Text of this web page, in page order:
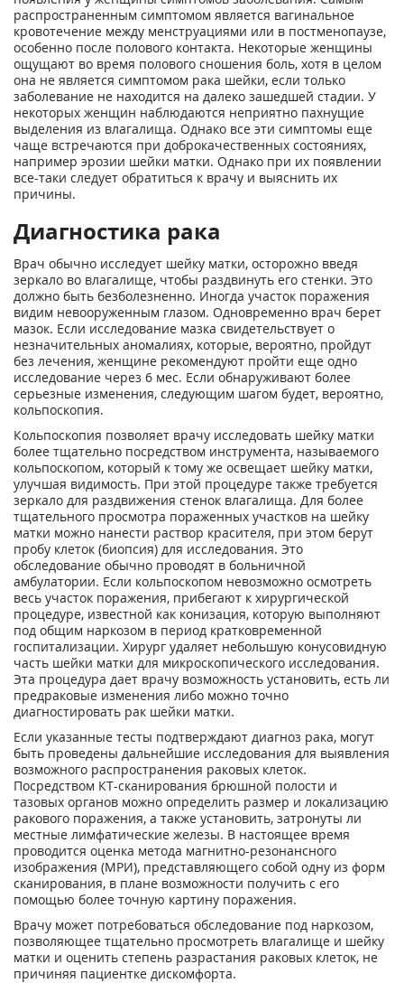
распространенным симптомом является вагинальное
кровотечение между менструациями или в постменопаузе,
особенно после полового контакта. Некоторые женщины
ощущают во время полового сношения боль, хотя в целом
она не является симптомом рака шейки, если только
заболевание не находится на далеко зашедшей стадии. У
некоторых женщин наблюдаются неприятно пахнущие
выделения из влагалища. Однако все эти симптомы еще
чаще встречаются при доброкачественных состояниях,
например эрозии шейки матки. Однако при их появлении
все-таки следует обратиться к врачу и выяснить их
причины.
Диагностика рака
Врач обычно исследует шейку матки, осторожно введя
зеркало во влагалище, чтобы раздвинуть его стенки. Это
должно быть безболезненно. Иногда участок поражения
видим невооруженным глазом. Одновременно врач берет
мазок. Если исследование мазка свидетельствует о
незначительных аномалиях, которые, вероятно, пройдут
без лечения, женщине рекомендуют пройти еще одно
исследование через 6 мес. Если обнаруживают более
серьезные изменения, следующим шагом будет, вероятно,
кольпоскопия.
Кольпоскопия позволяет врачу исследовать шейку матки
более тщательно посредством инструмента, называемого
кольпоскопом, который к тому же освещает шейку матки,
улучшая видимость. При этой процедуре также требуется
зеркало для раздвижения стенок влагалища. Для более
тщательного просмотра пораженных участков на шейку
матки можно нанести раствор красителя, при этом берут
пробу клеток (биопсия) для исследования. Это
обследование обычно проводят в больничной
амбулатории. Если кольпоскопом невозможно осмотреть
весь участок поражения, прибегают к хирургической
процедуре, известной как конизация, которую выполняют
под общим наркозом в период кратковременной
госпитализации. Хирург удаляет небольшую конусовидную
часть шейки матки для микроскопического исследования.
Эта процедура дает врачу возможность установить, есть ли
предраковые изменения либо можно точно
диагностировать рак шейки матки.
Если указанные тесты подтверждают диагноз рака, могут
быть проведены дальнейшие исследования для выявления
возможного распространения раковых клеток.
Посредством КТ-сканирования брюшной полости и
тазовых органов можно определить размер и локализацию
ракового поражения, а также установить, затронуты ли
местные лимфатические железы. В настоящее время
проводится оценка метода магнитно-резонансного
изображения (МРИ), представляющего собой одну из форм
сканирования, в плане возможности получить с его
помощью более точную картину поражения.
Врачу может потребоваться обследование под наркозом,
позволяющее тщательно просмотреть влагалище и шейку
матки и оценить степень разрастания раковых клеток, не
причиняя пациентке дискомфорта.